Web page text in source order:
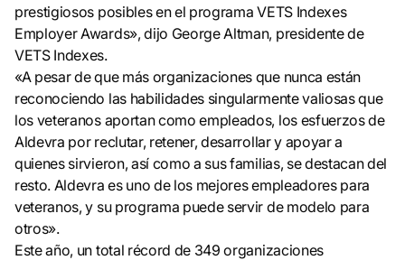
prestigiosos posibles en el programa VETS Indexes
Employer Awards», dijo George Altman, presidente de
VETS Indexes.
«A pesar de que más organizaciones que nunca están
reconociendo las habilidades singularmente valiosas que
los veteranos aportan como empleados, los esfuerzos de
Aldevra por reclutar, retener, desarrollar y apoyar a
quienes sirvieron, así como a sus familias, se destacan del
resto. Aldevra es uno de los mejores empleadores para
veteranos, y su programa puede servir de modelo para
otros».
Este año, un total récord de 349 organizaciones